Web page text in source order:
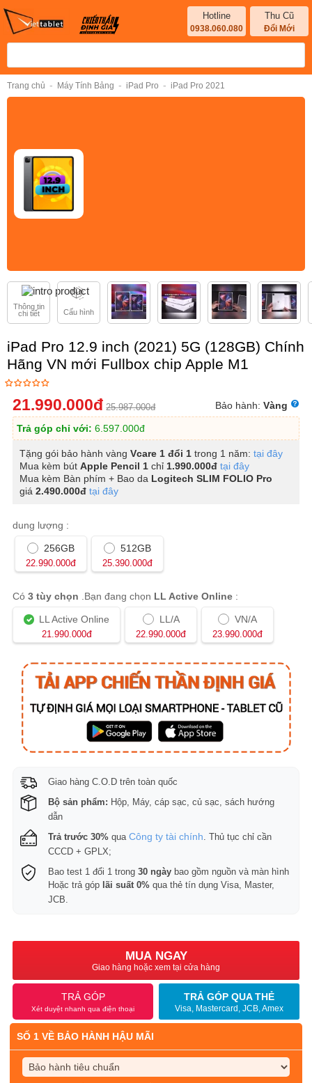
Hotline
0938.060.080
Thu Cũ
Đổi Mới
Trang chủ - Máy Tính Bảng - iPad Pro - iPad Pro 2021
Thông tin
chi tiết
Cấu hình
iPad Pro 12.9 inch (2021) 5G (128GB) Chính
Hãng VN mới Fullbox chip Apple M1
21.990.000đ 25.987.000đ Bảo hành: Vàng
Trả góp chỉ với: 6.597.000đ
Tặng gói bảo hành vàngVcare 1 đổi 1trong 1 năm:tại đây
Mua kèm bútApple Pencil 1 chỉ 1.990.000đ tại đây
Mua kèm Bàn phím + Bao da Logitech SLIM FOLIO Pro
giá2.490.000đ tại đây
dung lượng :
256GB
22.990.000đ
512GB
25.390.000đ
Có3 tùy chọn .Bạn đang chọn LL Active Online :
LL Active Online
21.990.000đ
LL/A
22.990.000đ
VN/A
23.990.000đ
Giao hàng C.O.D trên toàn quốc
Bộ sản phẩm: Hộp, Máy, cáp sạc, củ sạc, sách hướng
dẫn
Trả trước 30% quaCông ty tài chính . Thủ tục chỉ cần
CCCD + GPLX;
Bao test 1 đổi 1 trong30 ngày bao gồm nguồn và màn hình
Hoặc trả góp lãi suất 0% qua thẻ tín dụng Visa, Master,
JCB.
MUA NGAY
Giao hàng hoặc xem tại cửa hàng
TRẢ GÓP
Xét duyệt nhanh qua điện thoại
TRẢ GÓP QUA THẺ
Visa, Mastercard, JCB, Amex
SỐ 1 VỀ BẢO HÀNH HẬU MÃI